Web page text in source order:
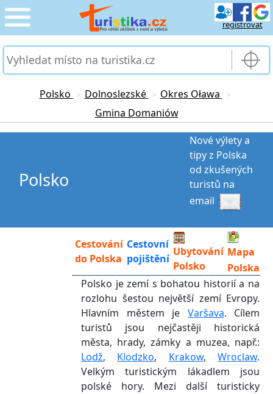
registrovat
CESTOVÁNÍ
›
Polsko > Dolnoslezské > Okres Oława >
Gmina Domaniów
Polsko
Nové výlety a
tipy z Polska
od zkušených
turistů na
email
Cestování
do Polska
Cestovní
pojištění
Ubytování
Polsko
Mapa
Polska
Polsko je zemí s bohatou historií a na
rozlohu šestou největší zemí Evropy.
Hlavním městem je Varšava. Cílem
turistů jsou nejčastěji historická
města, hrady, zámky a muzea, např.:
Lodž, Klodzko, Krakow,Wroclaw.
Velkým turistickým lákadlem jsou
polské hory. Mezi další turisticky